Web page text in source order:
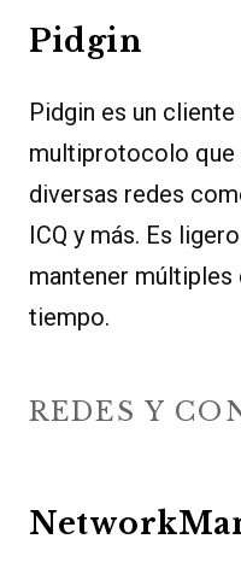
Pidgin
Pidgin es un
multiprotocolo que
diversas redes
ICQ y más. Es
mantener
tiempo.
REDES Y